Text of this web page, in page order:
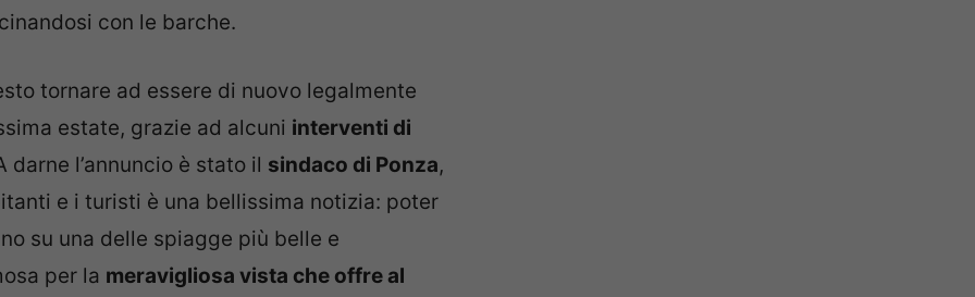
con le barche.
tornare ad essere di nuovo legalmente
estate, grazie ad alcuni interventi di
darne l’annuncio è stato il sindaco di Ponza,
e i turisti è una bellissima notizia: poter
su una delle spiagge più belle e
per la meravigliosa vista che offre al